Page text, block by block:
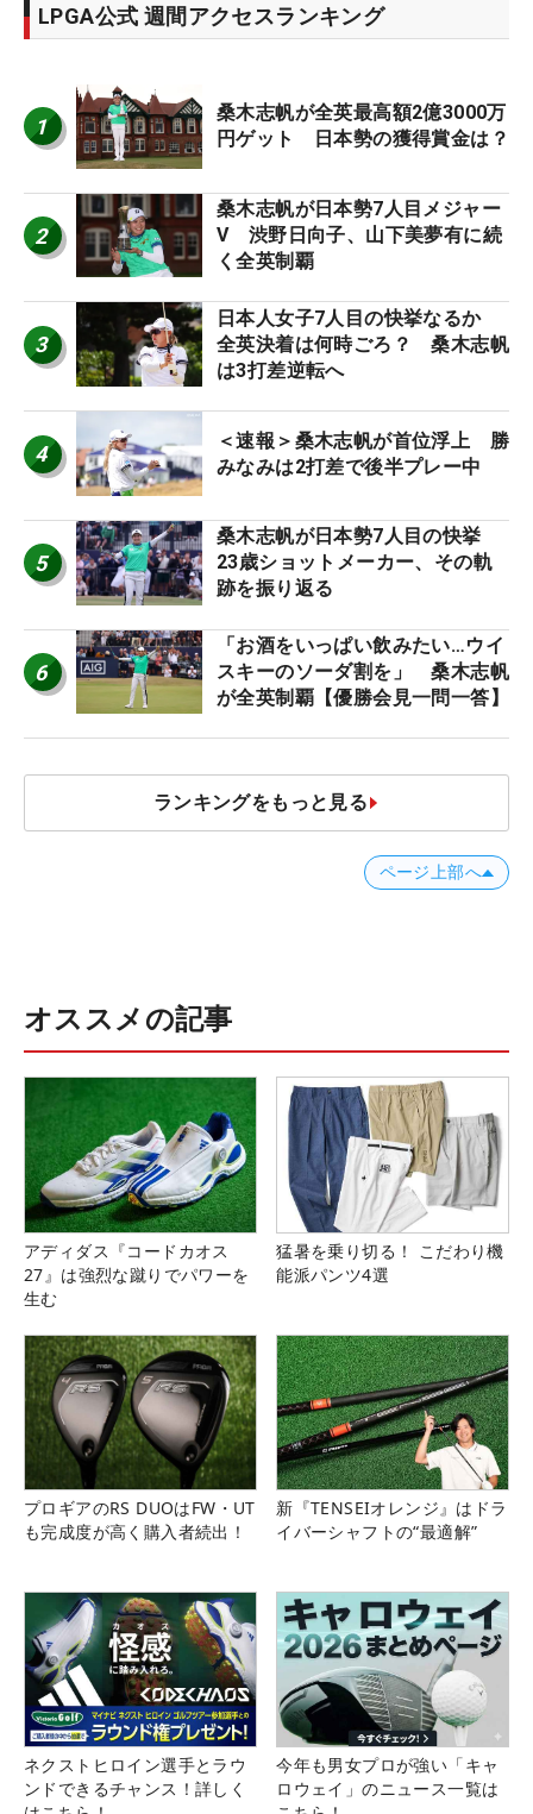
LPGA公式 週間アクセスランキング
1
桑木志帆が全英最高額2億3000万
円ゲット 日本勢の獲得賞金は？
2
桑木志帆が日本勢7人目メジャー
V 渋野日向子、山下美夢有に続
く全英制覇
3
日本人女子7人目の快挙なるか
全英決着は何時ごろ？ 桑木志帆
は3打差逆転へ
4
＜速報＞桑木志帆が首位浮上 勝
みなみは2打差で後半プレー中
5
桑木志帆が日本勢7人目の快挙
23歳ショットメーカー、その軌
跡を振り返る
6
「お酒をいっぱい飲みたい…ウイ
スキーのソーダ割を」 桑木志帆
が全英制覇【優勝会見一問一答】
ランキングをもっと見る
ページ上部へ
オススメの記事
アディダス『コードカオス
27』は強烈な蹴りでパワーを
生む
猛暑を乗り切る！ こだわり機
能派パンツ4選
プロギアのRS DUOはFW・UT
も完成度が高く購入者続出！
新『TENSEIオレンジ』はドラ
イバーシャフトの“最適解”
ネクストヒロイン選手とラウ
ンドできるチャンス！詳しく
今年も男女プロが強い「キャ
ロウェイ」のニュース一覧は